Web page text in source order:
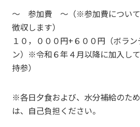
～ 参加費 ～（※参加費について
徴収します）
１０，０００円+６００円（ボラン
ン）※令和６年４月以降に加入し
持参）
※各日夕食および、水分補給のた
は、自己負担ください。